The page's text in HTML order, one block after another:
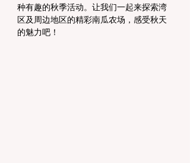
种有趣的秋季活动。让我们一起来探索湾
区及周边地区的精彩南瓜农场，感受秋天
的魅力吧！